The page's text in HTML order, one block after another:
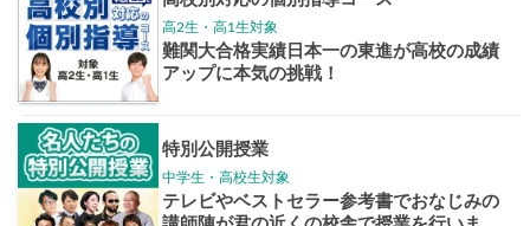
志作文コンクール